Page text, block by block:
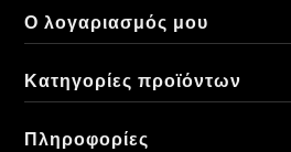
Ο λογαριασμός μου
Κατηγορίες προϊόντων
Πληροφορίες